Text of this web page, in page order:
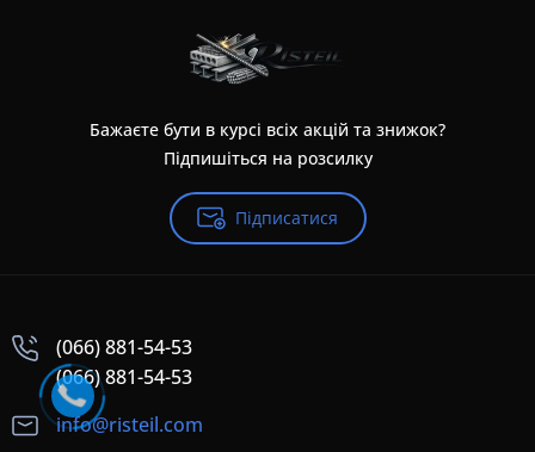
Бажаєте бути в курсі всіх акцій та знижок?
Підпишіться на розсилку
Підписатися
(066) 881-54-53
(066) 881-54-53
info@risteil.com